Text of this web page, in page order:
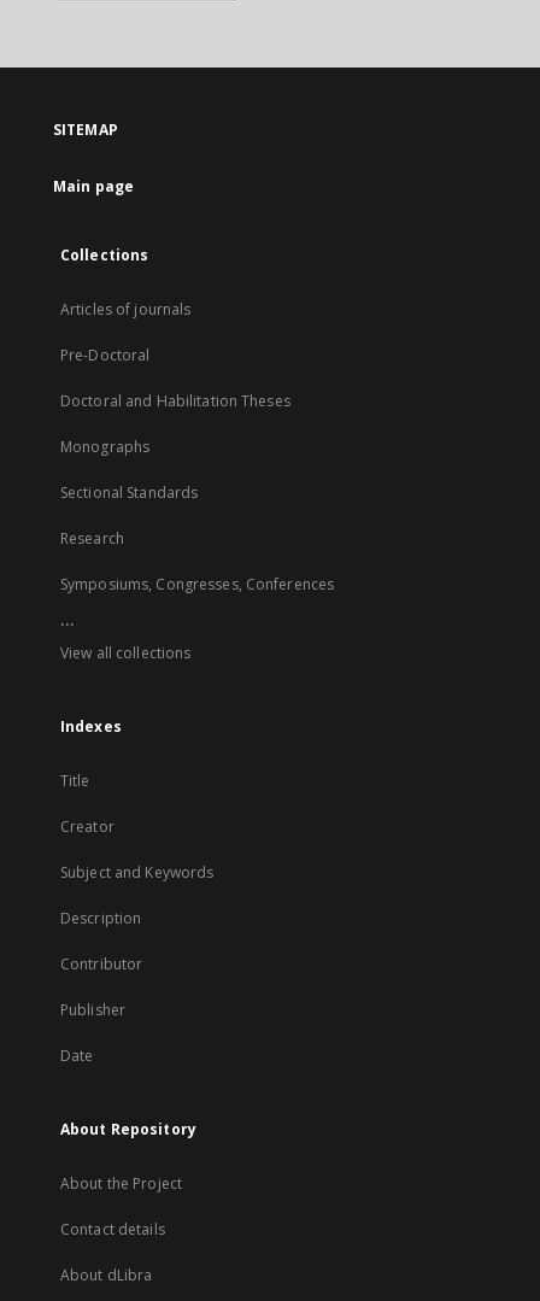
SITEMAP
Main page
Collections
Articles of journals
Pre-Doctoral
Doctoral and Habilitation Theses
Monographs
Sectional Standards
Research
Symposiums, Congresses, Conferences
...
View all collections
Indexes
Title
Creator
Subject and Keywords
Description
Contributor
Publisher
Date
About Repository
About the Project
Contact details
About dLibra